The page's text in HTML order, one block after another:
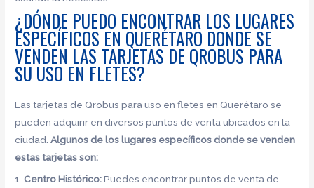
¿DÓNDE PUEDO ENCONTRAR LOS LUGARES
ESPECÍFICOS EN QUERÉTARO DONDE SE
VENDEN LAS TARJETAS DE QROBUS PARA
SU USO EN FLETES?
Las tarjetas de Qrobus para uso en fletes en Querétaro se
pueden adquirir en diversos puntos de venta ubicados en la
ciudad.Algunos de los lugares específicos donde se venden
estas tarjetas son:
1.Centro Histórico:Puedes encontrar puntos de venta de